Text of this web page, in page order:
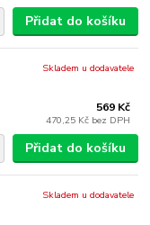
Přidat do košíku
569 Kč
470,25 Kč bez DPH
Skladem u dodavatele
Přidat do košíku
Skladem u dodavatele